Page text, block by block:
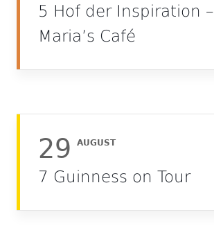
5 Hof der Inspiration –
Maria’s Café
29 AUGUST
7 Guinness on Tour